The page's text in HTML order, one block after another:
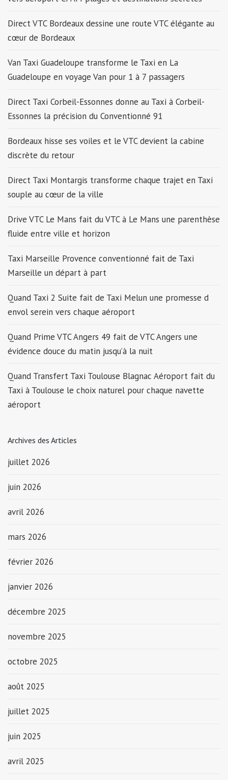
Direct VTC Bordeaux dessine une route VTC élégante au
cœur de Bordeaux
Van Taxi Guadeloupe transforme le Taxi en La
Guadeloupe en voyage Van pour 1 à 7 passagers
Direct Taxi Corbeil-Essonnes donne au Taxi à Corbeil-
Essonnes la précision du Conventionné 91
Bordeaux hisse ses voiles et le VTC devient la cabine
discrète du retour
Direct Taxi Montargis transforme chaque trajet en Taxi
souple au cœur de la ville
Drive VTC Le Mans fait du VTC à Le Mans une parenthèse
fluide entre ville et horizon
Taxi Marseille Provence conventionné fait de Taxi
Marseille un départ à part
Quand Taxi 2 Suite fait de Taxi Melun une promesse d
envol serein vers chaque aéroport
Quand Prime VTC Angers 49 fait de VTC Angers une
évidence douce du matin jusqu’à la nuit
Quand Transfert Taxi Toulouse Blagnac Aéroport fait du
Taxi à Toulouse le choix naturel pour chaque navette
aéroport
Archives des Articles
juillet 2026
juin 2026
avril 2026
mars 2026
février 2026
janvier 2026
décembre 2025
novembre 2025
octobre 2025
août 2025
juillet 2025
juin 2025
avril 2025